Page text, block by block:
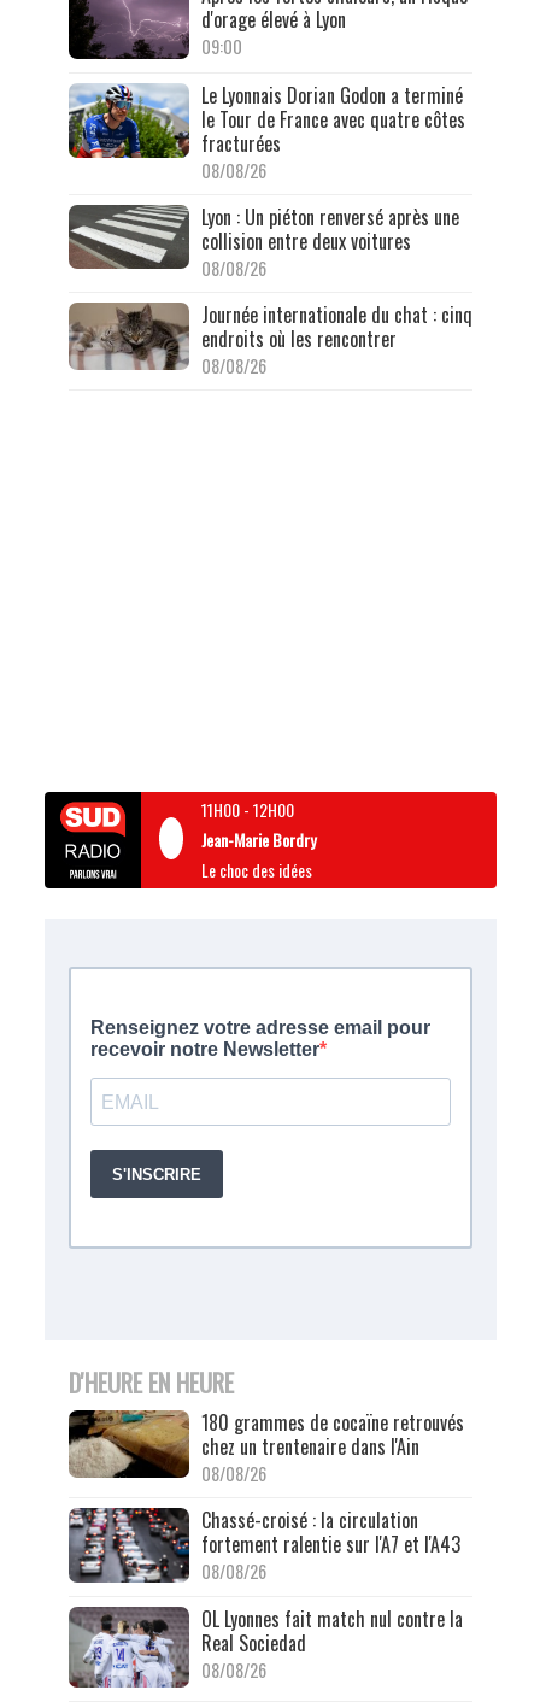
d'orage élevé à Lyon
09:00
Le Lyonnais Dorian Godon a terminé
le Tour de France avec quatre côtes
fracturées
08/08/26
Lyon : Un piéton renversé après une
collision entre deux voitures
08/08/26
Journée internationale du chat : cinq
endroits où les rencontrer
08/08/26
11H00-12H00
Jean-Marie Bordry
Le choc des idées
D'HEURE EN HEURE
180 grammes de cocaïne retrouvés
chez un trentenaire dans l'Ain
08/08/26
Chassé-croisé : la circulation
fortement ralentie sur l'A7 et l'A43
08/08/26
OL Lyonnes fait match nul contre la
Real Sociedad
08/08/26